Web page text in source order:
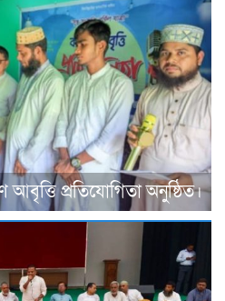
আবৃত্তি প্রতিযোগিতা অনুষ্ঠিত।